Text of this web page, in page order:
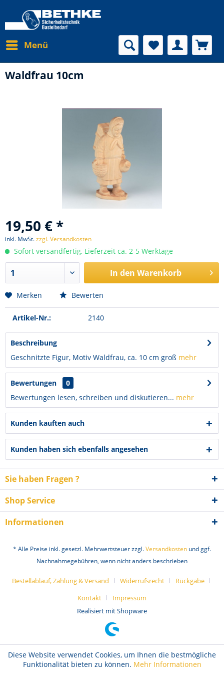
Menü
Waldfrau 10cm
19,50 € *
inkl. MwSt.zzgl. Versandkosten
Sofort versandfertig, Lieferzeit ca. 2-5 Werktage
In den Warenkorb
Merken Bewerten
Artikel-Nr.: 2140
Beschreibung
Geschnitzte Figur, Motiv Waldfrau, ca. 10 cm groß mehr
Bewertungen
0
Bewertungen lesen, schreiben und diskutieren... mehr
Kunden kauften auch
Kunden haben sich ebenfalls angesehen
Sie haben Fragen ?
Shop Service
Informationen
* Alle Preise inkl. gesetzl. Mehrwertsteuer zzgl.Versandkosten und ggf.
Nachnahmegebühren, wenn nicht anders beschrieben
Bestellablauf, Zahlung & Versand Widerrufsrecht
Rückgabe
Kontakt
Impressum
Realisiert mit Shopware
Diese Website verwendet Cookies, um Ihnen die bestmögliche
Funktionalität bieten zu können. Mehr Informationen